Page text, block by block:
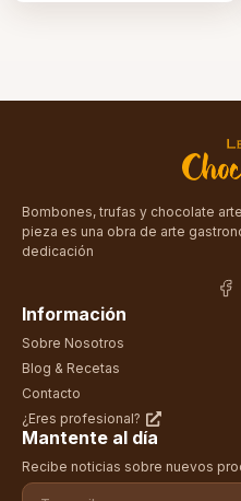
Bombones, trufas y chocolate
pieza es una obra de arte
dedicación
Información
Sobre Nosotros
Blog & Recetas
Contacto
¿Eres profesional?
Mantente al día
Recibe noticias sobre nuevos